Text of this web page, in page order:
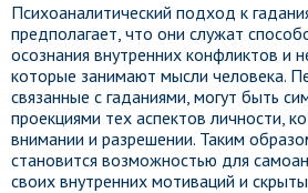
Психоаналитический подход к
предполагает, что они служат
осознания внутренних конфликтов и
которые занимают мысли человека.
связанные с гаданиями, могут быть
проекциями тех аспектов личности,
внимании и разрешении. Таким
становится возможностью для
своих внутренних мотиваций и